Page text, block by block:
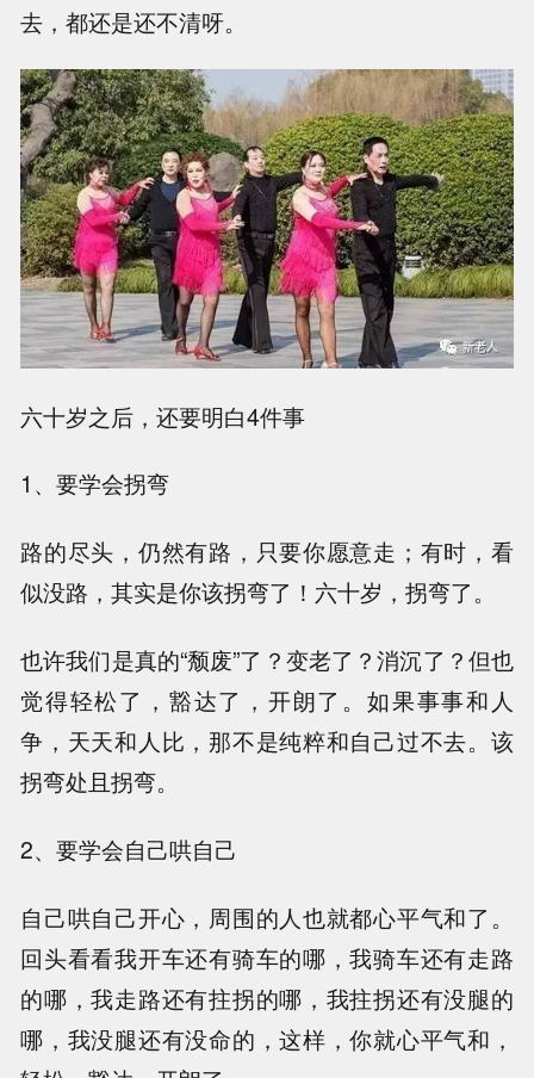
去，都还是还不清呀。
六十岁之后，还要明白4件事
1、要学会拐弯
路的尽头，仍然有路，只要你愿意走；有时，看
似没路，其实是你该拐弯了！六十岁，拐弯了。
也许我们是真的“颓废”了？变老了？消沉了？但也
觉得轻松了，豁达了，开朗了。如果事事和人
争，天天和人比，那不是纯粹和自己过不去。该
拐弯处且拐弯。
2、要学会自己哄自己
自己哄自己开心，周围的人也就都心平气和了。
回头看看我开车还有骑车的哪，我骑车还有走路
的哪，我走路还有拄拐的哪，我拄拐还有没腿的
哪，我没腿还有没命的，这样，你就心平气和，